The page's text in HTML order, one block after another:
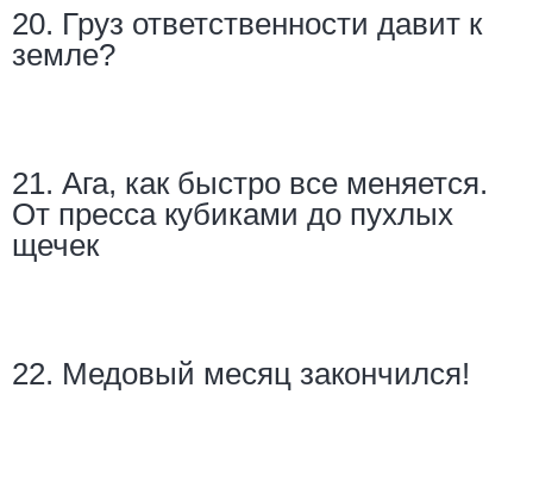
20. Груз ответственности давит к
земле?
21. Ага, как быстро все меняется.
От пресса кубиками до пухлых
щечек
22. Медовый месяц закончился!